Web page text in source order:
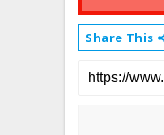
Share This